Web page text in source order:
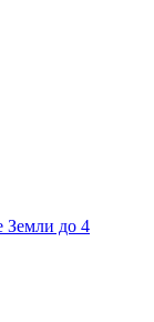
Земли до 4